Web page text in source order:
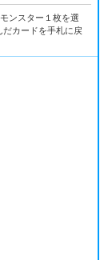
ンスター１枚を選
カードを手札に戻